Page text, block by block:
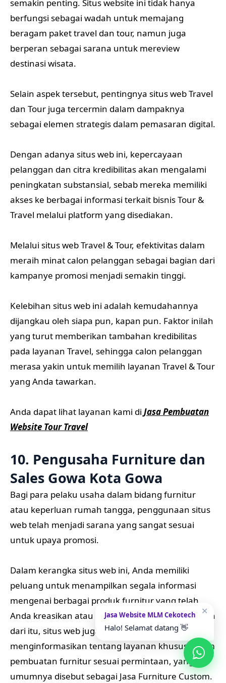
semakin penting. Situs website ini tidak hanya
berfungsi sebagai wadah untuk memajang
beragam paket travel dan tour, namun juga
berperan sebagai sarana untuk mereview
destinasi wisata.
Selain aspek tersebut, pentingnya situs web Travel
dan Tour juga tercermin dalam dampaknya
sebagai elemen strategis dalam pemasaran digital.
Dengan adanya situs web ini, kepercayaan
pelanggan dan citra kredibilitas akan mengalami
peningkatan substansial, sebab mereka memiliki
akses ke berbagai informasi terkait bisnis Tour &
Travel melalui platform yang disediakan.
Melalui situs web Travel & Tour, efektivitas dalam
meraih minat calon pelanggan sebagai bagian dari
kampanye promosi menjadi semakin tinggi.
Kelebihan situs web ini adalah kemudahannya
dijangkau oleh siapa pun, kapan pun. Faktor inilah
yang turut memberikan tambahan kredibilitas
pada layanan Travel, sehingga calon pelanggan
merasa yakin untuk memilih layanan Travel & Tour
yang Anda tawarkan.
Anda dapat lihat layanan kami di Jasa Pembuatan
Website Tour Travel
10. Pengusaha Furniture dan
Sales Gowa Kota Gowa
Bagi para pelaku usaha dalam bidang furnitur
atau keperluan rumah tangga, penggunaan situs
web telah menjadi sarana yang sangat sesuai
untuk upaya promosi.
Dalam kerangka situs web ini, Anda memiliki
peluang untuk menampilkan segala informasi
mengenai berbagai produk furnitur yang telah
Anda kreasikan atau sedang Anda tawarkan. Lebih
dari itu, situs web juga memberi ruang untuk
menginformasikan tentang layanan khusus dalam
pembuatan furnitur sesuai permintaan, yang
umumnya disebut sebagai Jasa Furniture Custom.
✕
Jasa Website MLM Cekotech
Halo! Selamat datang 👋